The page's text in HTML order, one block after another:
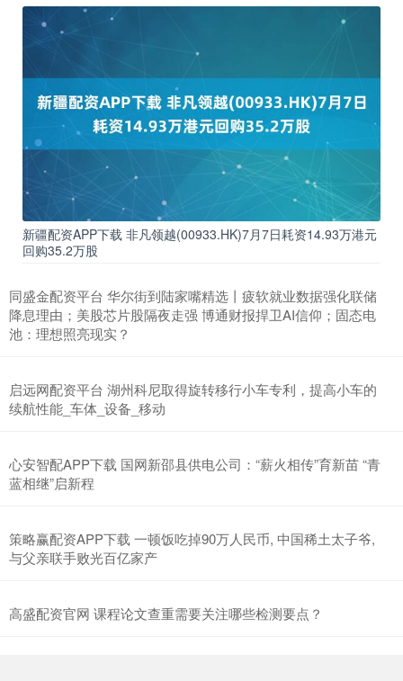
新疆配资APP下载 非凡领越(00933.HK)7月7日耗资14.93万港元
回购35.2万股
同盛金配资平台 华尔街到陆家嘴精选丨疲软就业数据强化联储
降息理由；美股芯片股隔夜走强 博通财报捍卫AI信仰；固态电
池：理想照亮现实？
启远网配资平台 湖州科尼取得旋转移行小车专利，提高小车的
续航性能_车体_设备_移动
心安智配APP下载 国网新邵县供电公司：“薪火相传”育新苗 “青
蓝相继”启新程
策略赢配资APP下载 一顿饭吃掉90万人民币, 中国稀土太子爷,
与父亲联手败光百亿家产
高盛配资官网 课程论文查重需要关注哪些检测要点？